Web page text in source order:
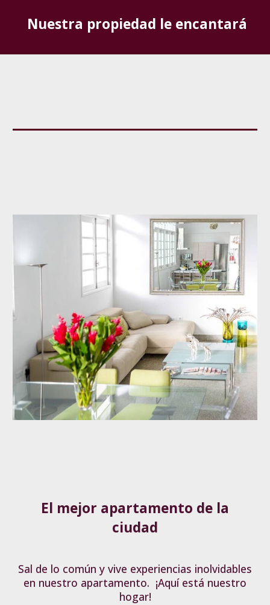
Nuestra propiedad le encantará
El mejor apartamento de la
ciudad
Sal de lo común y vive experiencias inolvidables
en nuestro apartamento. ¡Aquí está nuestro
hogar!